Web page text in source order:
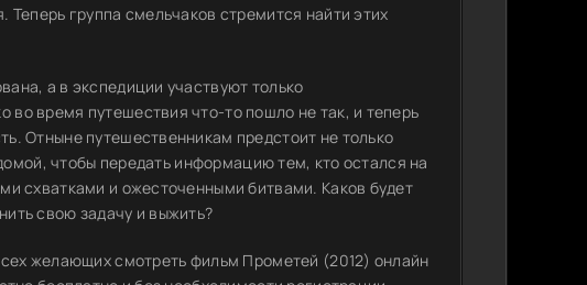
группа смельчаков стремится найти этих
а в экспедиции участвуют только
время путешествия что-то пошло не так, и теперь
Отныне путешественникам предстоит не только
чтобы передать информацию тем, кто остался на
схватками и ожесточенными битвами. Каков будет
свою задачу и выжить?
желающих смотреть фильм Прометей (2012) онлайн